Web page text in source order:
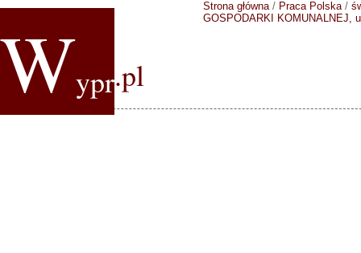
Wypr.pl
Strona główna/ Praca Polska/
GOSPODARKI KOMUNALNEJ,